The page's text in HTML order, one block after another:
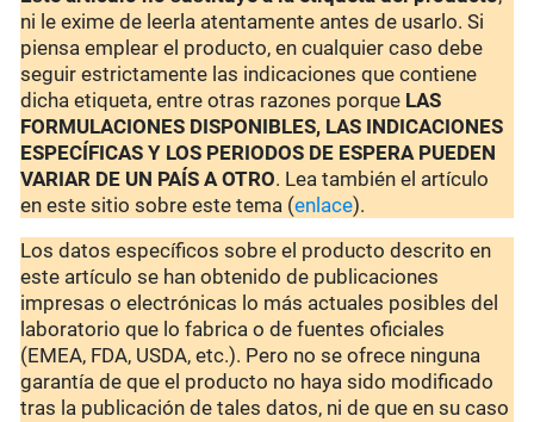
ni le exime de leerla atentamente antes de usarlo. Si
piensa emplear el producto, en cualquier caso debe
seguir estrictamente las indicaciones que contiene
dicha etiqueta, entre otras razones porque LAS
FORMULACIONES DISPONIBLES, LAS INDICACIONES
ESPECÍFICAS Y LOS PERIODOS DE ESPERA PUEDEN
VARIAR DE UN PAÍS A OTRO. Lea también el artículo
en este sitio sobre este tema (enlace).
Los datos específicos sobre el producto descrito en
este artículo se han obtenido de publicaciones
impresas o electrónicas lo más actuales posibles del
laboratorio que lo fabrica o de fuentes oficiales
(EMEA, FDA, USDA, etc.). Pero no se ofrece ninguna
garantía de que el producto no haya sido modificado
tras la publicación de tales datos, ni de que en su caso